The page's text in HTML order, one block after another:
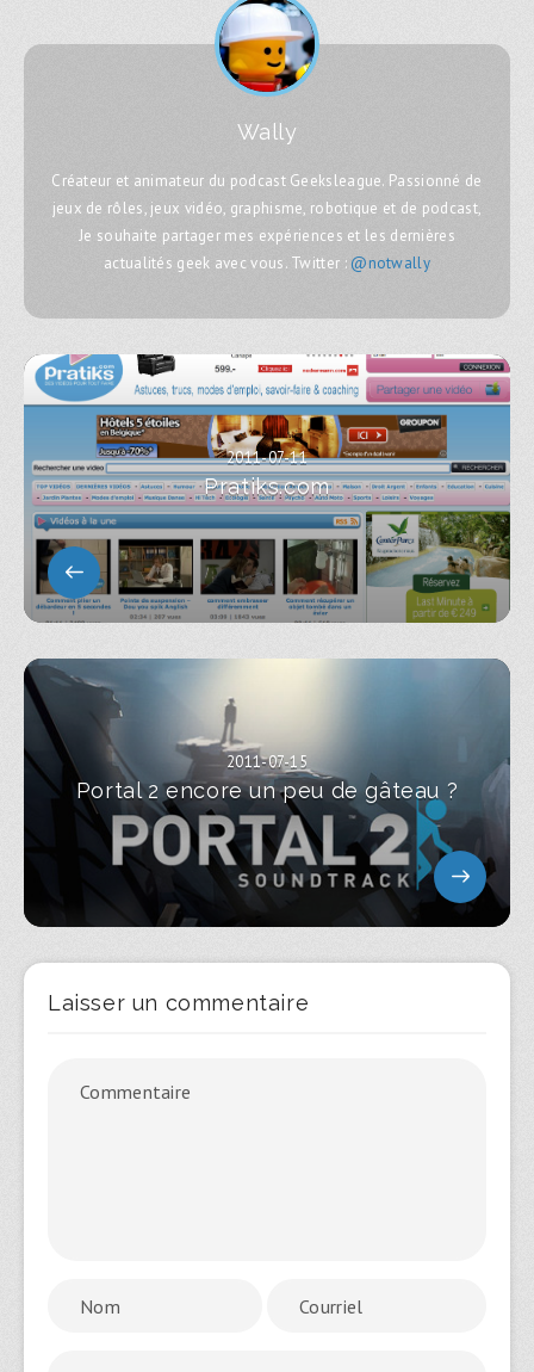
Wally
Créateur et animateur du podcast Geeksleague. Passionné de
jeux de rôles, jeux vidéo, graphisme, robotique et de podcast,
Je souhaite partager mes expériences et les dernières
actualités geek avec vous. Twitter : @notwally
2011-07-11
Pratiks.com
2011-07-15
Portal 2 encore un peu de gâteau ?
Laisser un commentaire